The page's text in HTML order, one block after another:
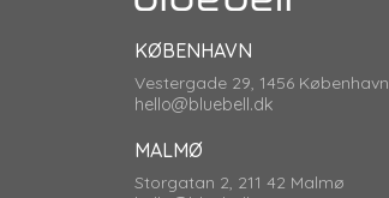
KØBENHAVN
Vestergade 29, 1456 København
hello@bluebell.dk
MALMØ
Storgatan 2, 211 42 Malmø